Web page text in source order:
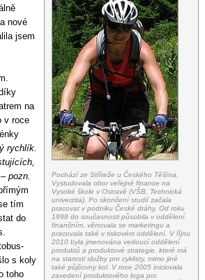
Pochází ze Stříteže u Českého Těšína.
Vystudovala obor veřejné finance na
Vysoké škole v Ostravě (VŠB, Technická
univerzita). Po skončení studií začala
pracovat v podniku České dráhy. Od roku
1998 do současnosti působila v oddělení
finančním, věnovala se marketingu a
pracovala také v tiskovém oddělení. V říjnu
2010 byla jmenována vedoucí oddělení
produktů a produktové strategie, které má
na starosti služby pro cyklisty, mimo jiné
také půjčovny kol. V roce 2005 iniciovala
zavedení produktového loga pro
nové
jsem
na
v roce
rychlík.
pozn.
tím
do
s koly
toho